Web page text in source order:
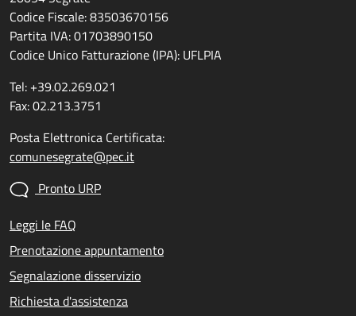
Codice Fiscale: 83503670156
Partita IVA: 01703890150
Codice Unico Fatturazione (IPA): UFLPIA
Tel: +39.02.269.021
Fax: 02.213.3751
Posta Elettronica Certificata:
comunesegrate@pec.it
Pronto URP
Leggi le FAQ
Prenotazione appuntamento
Segnalazione disservizio
Richiesta d'assistenza